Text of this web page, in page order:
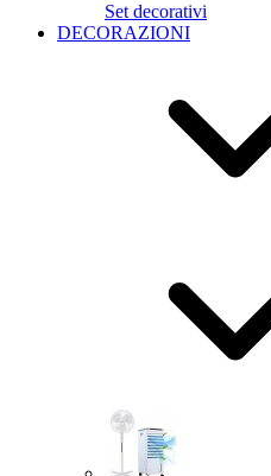
Set decorativi
DECORAZIONI